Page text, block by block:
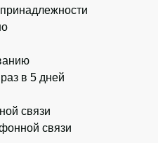
в 5 дней
связи
связи